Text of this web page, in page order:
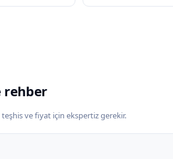
rehber
ve fiyat için ekspertiz gerekir.